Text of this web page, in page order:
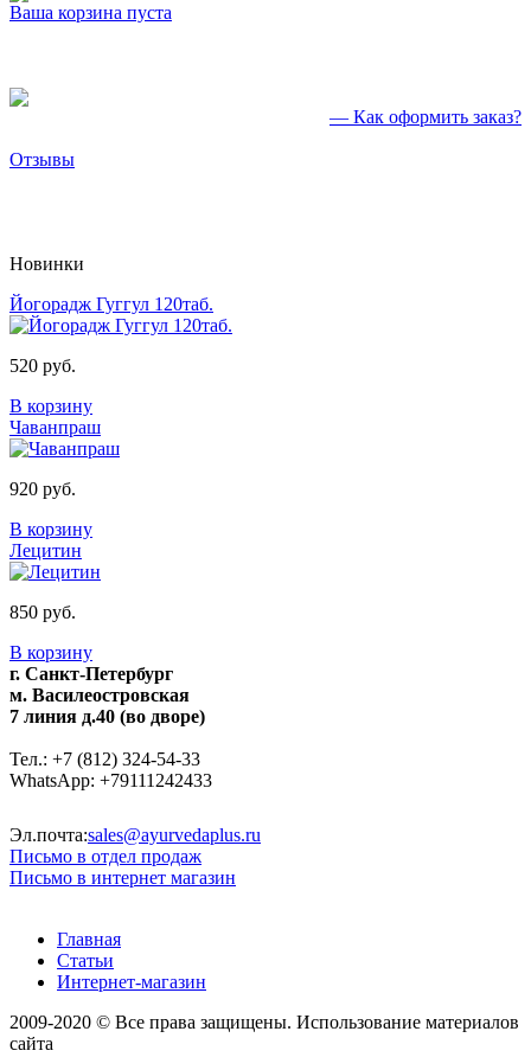
Ваша корзина пуста
— Как оформить заказ?
Отзывы
Новинки
Йогорадж Гуггул 120таб.
520 руб.
В корзину
Чаванпраш
920 руб.
В корзину
Лецитин
850 руб.
В корзину
г. Санкт-Петербург
м. Василеостровская
7 линия д.40 (во дворе)
Тел.: +7 (812) 324-54-33
WhatsApp: +79111242433
Эл.почта:sales@ayurvedaplus.ru
Письмо в отдел продаж
Письмо в интернет магазин
Главная
Статьи
Интернет-магазин
2009-2020 © Все права защищены. Использование материалов
сайта